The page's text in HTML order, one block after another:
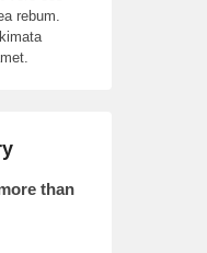
rebum.
than